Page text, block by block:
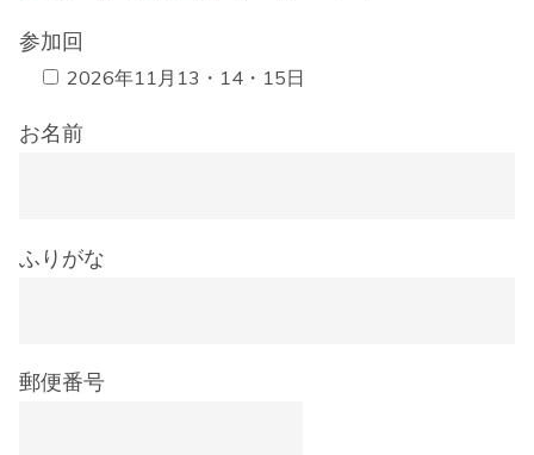
参加回
2026年11月13・14・15日
お名前
ふりがな
郵便番号